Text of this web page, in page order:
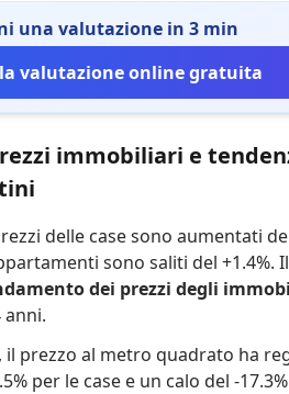
una valutazione in 3 min
valutazione online gratuita
immobiliari e
delle case sono aumentati
sono saliti del +1.4%.
dei prezzi degli
, il prezzo al metro quadrato ha
per le case e un calo del -